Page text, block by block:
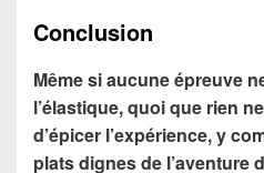
Conclusion
Même si aucune épreuve
l’élastique, quoi que rien
d’épicer l’expérience, y
plats dignes de l’aventure